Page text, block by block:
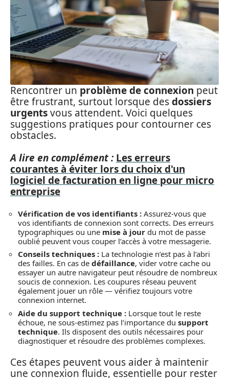
Rencontrer un problème de connexion peut
être frustrant, surtout lorsque desdossiers
urgentsvous attendent. Voici quelques
suggestions pratiques pour contourner ces
obstacles.
A lire en complément : Les erreurs
courantes à éviter lors du choix d'un
logiciel de facturation en ligne pour micro
entreprise
Vérification de vos identifiants : Assurez-vous que
vos identifiants de connexion sont corrects. Des erreurs
typographiques ou une mise à jour du mot de passe
oublié peuvent vous couper l’accès à votre messagerie.
Conseils techniques : La technologie n’est pas à l’abri
des failles. En cas de défaillance, vider votre cache ou
essayer un autre navigateur peut résoudre de nombreux
soucis de connexion. Les coupures réseau peuvent
également jouer un rôle — vérifiez toujours votre
connexion internet.
Aide du support technique : Lorsque tout le reste
échoue, ne sous-estimez pas l’importance du support
technique. Ils disposent des outils nécessaires pour
diagnostiquer et résoudre des problèmes complexes.
Ces étapes peuvent vous aider à maintenir
une connexion fluide, essentielle pour rester